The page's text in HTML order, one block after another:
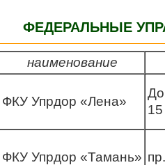
ФЕДЕРАЛЬНЫЕ
наименование
ФКУ Упрдор «Лена»
15
ФКУ Упрдор «Тамань»